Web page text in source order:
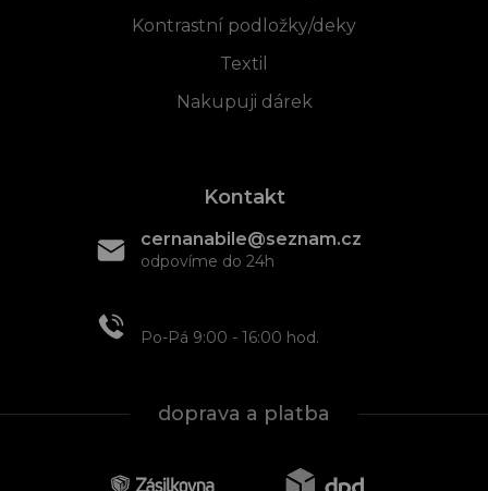
Kontrastní podložky/deky
Textil
Nakupuji dárek
Kontakt
cernanabile@seznam.cz
odpovíme do 24h
Po-Pá 9:00 - 16:00 hod.
doprava a platba